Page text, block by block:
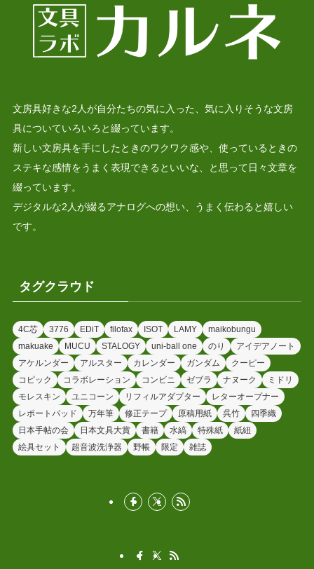
文房具好きな2人が自分たちの気に入った、気に入りそうな文房
具についていろいろと綴っています。
新しい文房具を手にしたときのワクワク感や、使っているときの
ステキな感情をうまく表現できるといいな、と思って日々文章を
綴っています。
デジタルな2人が綴るアナログへの想い、うまく伝わると嬉しい
です。
タグクラウド
4C芯 3776 EDiT filofax ISOT LAMY
maikobungu
makuake
MUCU STALOGY uni-ball one のり
アイデアノート
アケルンダー
アルスター カレンダー ガンダム
クーピー
コピック
コラボレーション コンビニ ゼブラ ナヌーク
ミドリ
モレスキン
ユニコーン リフィルアダプター
レターオープナー
レポートパッド
万年筆 修正テープ 原稿用紙 呉竹
四季織
日本手帖の会
日本文具大賞 書籍 水縞 特殊紙
紙紐
絵具セット
超音波洗浄器 野帳 限定 雑誌